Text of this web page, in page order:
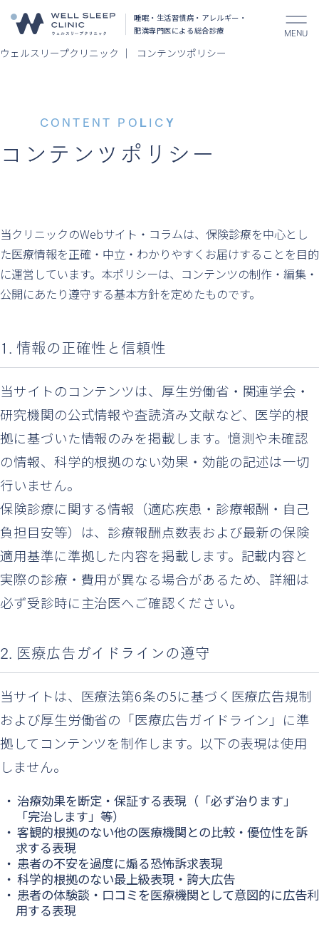
睡眠・生活習慣病・アレルギー・
肥満専門医による総合診療 MENU
ウェルスリープクリニック コンテンツポリシー
CONTENT POLICY
コンテンツポリシー
当クリニックのWebサイト・コラムは、保険診療を中心とし
た医療情報を正確・中立・わかりやすくお届けすることを目的
に運営しています。 本ポリシーは、コンテンツの制作・編集・
公開にあたり遵守する基本方針を定めたものです。
1. 情報の正確性と信頼性
当サイトのコンテンツは、厚生労働省・関連学会・
研究機関の公式情報や査読済み文献など、医学的根
拠に基づいた情報のみを掲載します。憶測や未確認
の情報、科学的根拠のない効果・効能の記述は一切
行いません。
保険診療に関する情報（適応疾患・診療報酬・自己
負担目安等）は、診療報酬点数表および最新の保険
適用基準に準拠した内容を掲載します。記載内容と
実際の診療・費用が異なる場合があるため、詳細は
必ず受診時に主治医へご確認ください。
2. 医療広告ガイドラインの遵守
当サイトは、医療法第6条の5に基づく医療広告規制
および厚生労働省の「医療広告ガイドライン」に準
拠してコンテンツを制作します。以下の表現は使用
しません。
治療効果を断定・保証する表現（「必ず治ります」
「完治します」等）
客観的根拠のない他の医療機関との比較・優位性を訴
求する表現
患者の不安を過度に煽る恐怖訴求表現
科学的根拠のない最上級表現・誇大広告
患者の体験談・口コミを医療機関として意図的に広告利
用する表現